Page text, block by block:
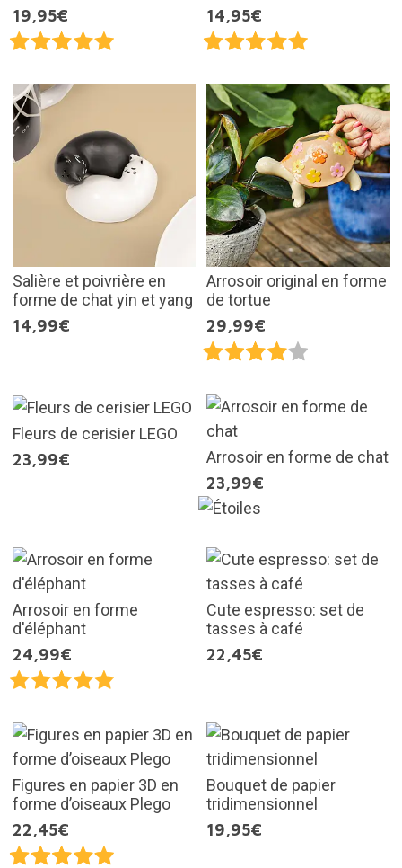
19,95€
14,95€
Salière et poivrière en
forme de chat yin et yang
14,99€
Arrosoir original en forme
de tortue
29,99€
Fleurs de cerisier LEGO
23,99€
Arrosoir en forme de chat
23,99€
Arrosoir en forme
d'éléphant
24,99€
Cute espresso: set de
tasses à café
22,45€
Figures en papier 3D en
forme d’oiseaux Plego
22,45€
Bouquet de papier
tridimensionnel
19,95€